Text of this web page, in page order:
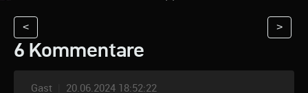
< >
6 Kommentare
Gast 20.06.2024 18:52:22